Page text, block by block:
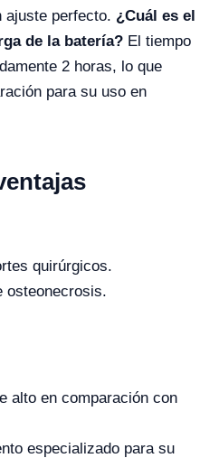
ajuste perfecto. ¿Cuál es el
de la batería? El tiempo
2 horas, lo que
para su uso en
quirúrgicos.
osteonecrosis.
alto en comparación con
especializado para su